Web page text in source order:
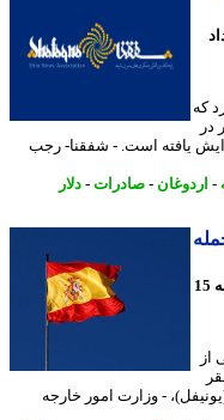
دلار تا سال 2025 افزایش یافته است. - شفقنا- رجب
-صادرات- دلار
- وزارت امور خارجه